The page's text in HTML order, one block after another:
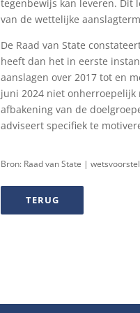
tegenbewijs kan leveren. Dit
van de wettelijke
De Raad van State
heeft dan het in eerste
aanslagen over 2017 tot en
juni 2024 niet onherroepelijk
afbakening van de
adviseert specifiek te
Bron: Raad van State |
TERUG